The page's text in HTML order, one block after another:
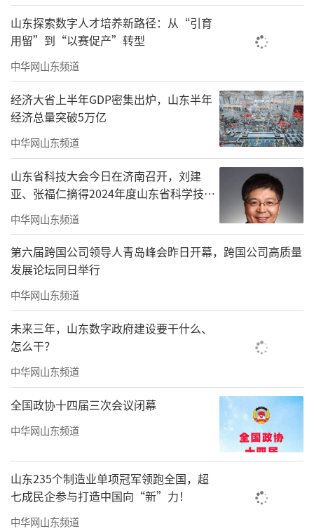
照鼓励创新原则，坚持问题导向，加强协调配
合，着力在跨境电子商务企业对企业（B2B）方
式相关环节的技术标准、业务流程、监管模式
和信息化建设等方面探索创新，研究出台更多
支持举措，为综合试验区发展营造良好环境，
更好促进和规范跨境电子商务产业发展壮大。
《批复》还提出，要进一步完善跨境电子
商务统计体系，实行对综合试验区内跨境电子
商务零售出口货物按规定免征增值税和消费税
等支持政策，企业可以选择企业所得税核定征
收，对经所在地海关确认符合监管要求的综合
试验区所在城市（地区）自动适用跨境电子商
务零售进口试点政策，支持企业共建共享海外
仓。商务部要牵头做好统筹协调、跟踪分析和
督促指导，建立健全评估和退出机制，定期开
展评估，促进优胜劣汰，会同有关部门及时总
结推广试点经验，重大问题和情况及时报告国
务院。
洪勇说，新设跨境电子商务综合试验区体
现了政府对跨境电商新业态的重视，期望通过
跨境电商助力传统产业转型升级、推动外贸高
质量发展。
山东探索数字人才培养新路径：从“引育
用留”到“以赛促产”转型
中华网山东频道
经济大省上半年GDP密集出炉，山东半年
经济总量突破5万亿
中华网山东频道
山东省科技大会今日在济南召开，刘建
亚、张福仁摘得2024年度山东省科学技术
奖最高奖！
中华网山东频道
第六届跨国公司领导人青岛峰会昨日开幕，跨国公司高质量
发展论坛同日举行
中华网山东频道
未来三年，山东数字政府建设要干什么、
怎么干？
中华网山东频道
全国政协十四届三次会议闭幕
中华网山东频道
山东235个制造业单项冠军领跑全国，超
七成民企参与打造中国向“新”力！
中华网山东频道